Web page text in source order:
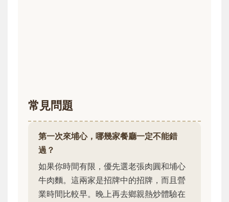
常見問題
第一次來埔心，哪幾家餐廳一定不能錯
過？
如果你時間有限，優先選老張肉圓和埔心
牛肉麵。這兩家是招牌中的招牌，而且營
業時間比較早。晚上再去鄉親熱炒體驗在